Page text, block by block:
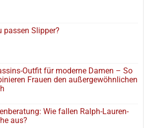
passen Slipper?
Outfit für moderne Damen – So
Frauen den außergewöhnlichen
Wie fallen Ralph-Lauren-
aus?